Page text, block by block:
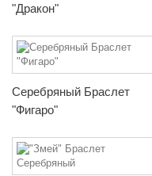
"Дракон"
Серебряный Браслет
"Фигаро"